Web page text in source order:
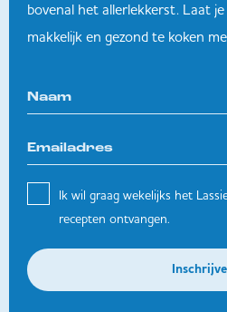
bovenal het allerlekkerst. Laat
makkelijk en gezond te koken
Ik wil graag wekelijks het
recepten ontvangen.